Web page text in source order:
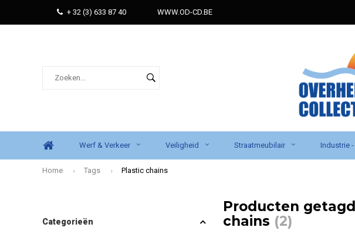
+ 32 (3) 633 87 40 WWW.OD-CD.BE
Werf & Verkeer Veiligheid Straatmeubilair Industrie
Home Tags Plastic chains
Categorieën
Producten
chains (2)